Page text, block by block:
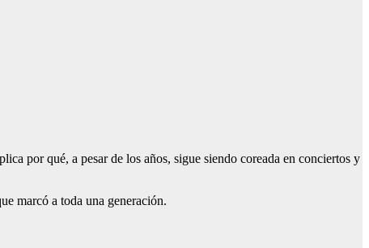
por qué, a pesar de los años, sigue siendo coreada en conciertos y
marcó a toda una generación.